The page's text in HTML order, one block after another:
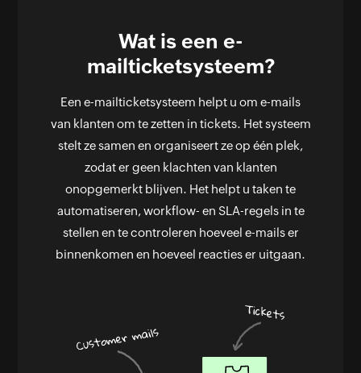
Wat is een e-
mailticketsysteem?
Een e-mailticketsysteem helpt u om e-mails
van klanten om te zetten in tickets. Het systeem
stelt ze samen en organiseert ze op één plek,
zodat er geen klachten van klanten
onopgemerkt blijven. Het helpt u taken te
automatiseren, workflow- en SLA-regels in te
stellen en te controleren hoeveel e-mails er
binnenkomen en hoeveel reacties er uitgaan.